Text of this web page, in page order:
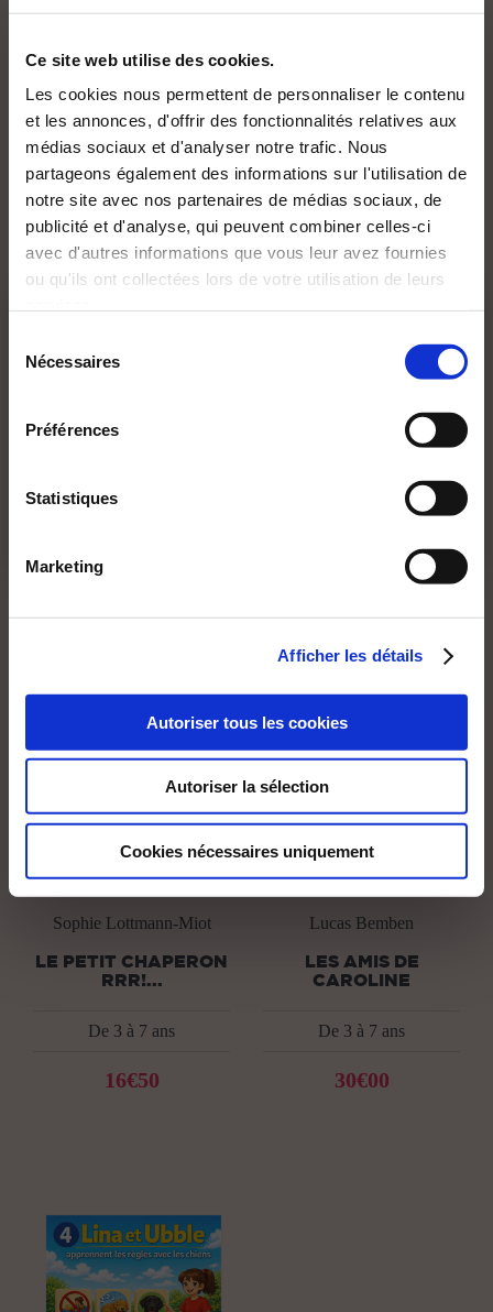
Ce site web utilise des cookies.
Les cookies nous permettent de personnaliser le contenu
et les annonces, d'offrir des fonctionnalités relatives aux
médias sociaux et d'analyser notre trafic. Nous
partageons également des informations sur l'utilisation de
notre site avec nos partenaires de médias sociaux, de
publicité et d'analyse, qui peuvent combiner celles-ci
avec d'autres informations que vous leur avez fournies
ou qu'ils ont collectées lors de votre utilisation de leurs
Nécessaires
Préférences
Statistiques
Marketing
Afficher les détails
Autoriser tous les cookies
Autoriser la sélection
Cookies nécessaires uniquement
CAHIER D'ACTIVITÉ
De 3 à 7 ans
21€73
UNE PETITE TACHE
Sophie Lottmann-Miot
LE PETIT CHAPERON
RRR!...
De 3 à 7 ans
16€50
Lucas Bemben
LES AMIS DE
CAROLINE
De 3 à 7 ans
30€00
CETTE PAGE CONTIENT UN CONTENU